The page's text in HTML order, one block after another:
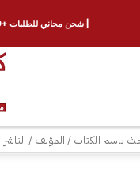
| شحن مجاني للطلبات +300 ريال | تغليف مجاني للطلبات +150 ريال |